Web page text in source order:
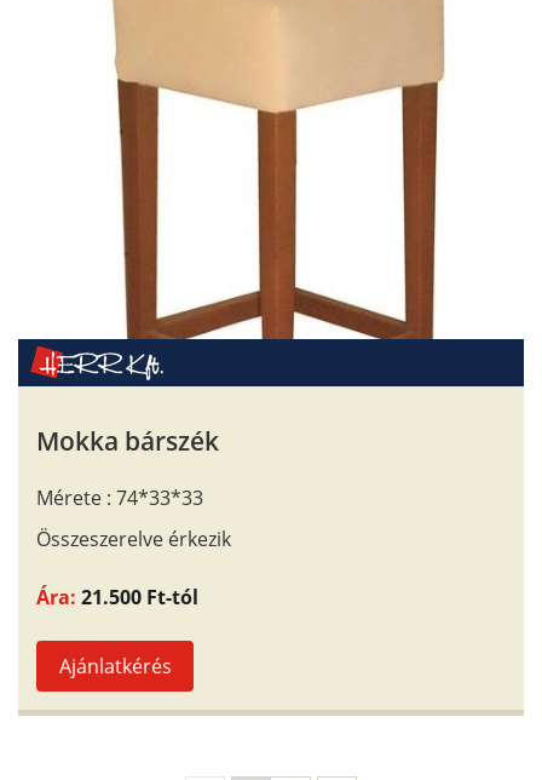
Mokka bárszék
Mérete : 74*33*33
Összeszerelve érkezik
Ára: 21.500 Ft-tól
Ajánlatkérés